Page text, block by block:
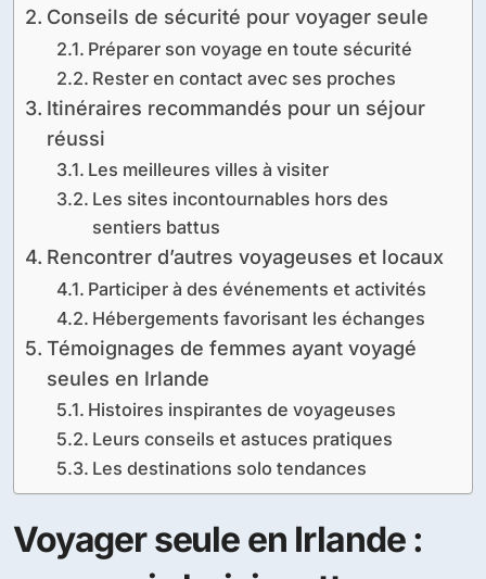
Conseils de sécurité pour voyager seule
Préparer son voyage en toute sécurité
Rester en contact avec ses proches
Itinéraires recommandés pour un séjour
réussi
Les meilleures villes à visiter
Les sites incontournables hors des
sentiers battus
Rencontrer d’autres voyageuses et locaux
Participer à des événements et activités
Hébergements favorisant les échanges
Témoignages de femmes ayant voyagé
seules en Irlande
Histoires inspirantes de voyageuses
Leurs conseils et astuces pratiques
Les destinations solo tendances
Voyager seule en Irlande :